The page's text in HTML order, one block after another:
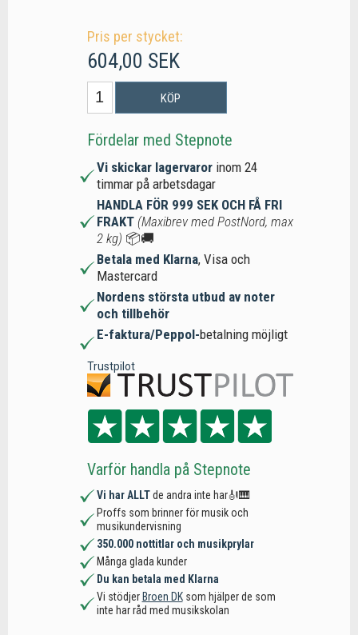
Pris per stycket:
604,00 SEK
KÖP
Fördelar med Stepnote
Vi skickar lagervaror inom 24
timmar på arbetsdagar
HANDLA FÖR 999 SEK OCH FÅ FRI
FRAKT (Maxibrev med PostNord, max
2 kg) 📦🚚
Betala med Klarna, Visa och
Mastercard
Nordens största utbud av noter
och tillbehör
E-faktura/Peppol-betalning möjligt
Trustpilot
Varför handla på Stepnote
Vi har ALLTde andra inte har🎻🎹
Proffs som brinner för musik och
musikundervisning
350.000 nottitlar och musikprylar
Många glada kunder
Du kan betala med Klarna
Vi stödjer Broen DKsom hjälper de som
inte har råd med musikskolan